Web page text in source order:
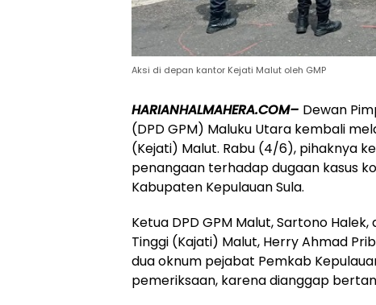
Aksi di depan kantor Kejati Malut oleh GMP
HARIANHALMAHERA.COM– Dewan
(DPD GPM) Maluku Utara kembali
(Kejati) Malut. Rabu (4/6), pihaknya
penangaan terhadap dugaan kasus
Kabupaten Kepulauan Sula.
Ketua DPD GPM Malut, Sartono
Tinggi (Kajati) Malut, Herry Ahmad
dua oknum pejabat Pemkab
pemeriksaan, karena dianggap